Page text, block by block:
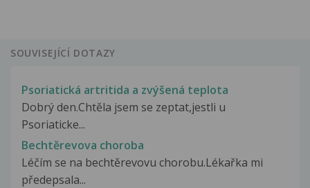
SOUVISEJÍCÍ DOTAZY
Psoriatická artritida a zvýšená teplota
Dobrý den.Chtěla jsem se zeptat,jestli u
Psoriaticke...
Bechtěrevova choroba
Léčím se na bechtěrevovu chorobu.Lékařka mi
předepsala...